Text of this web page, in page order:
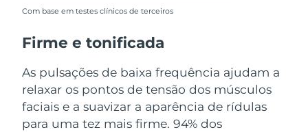
Com base em testes clínicos de terceiros
Firme e tonificada
As pulsações de baixa frequência ajudam a
relaxar os pontos de tensão dos músculos
faciais e a suavizar a aparência de rídulas
para uma tez mais firme. 94% dos
Nova Zelândia
Noruega
Omã Entrega prevista8/11/26
Filipinas Entrega prevista8/11/26